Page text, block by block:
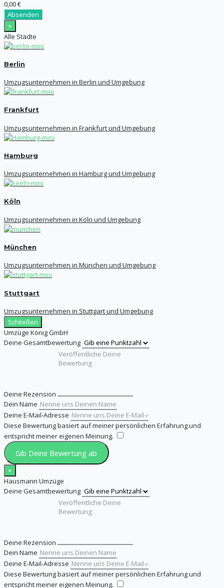
0,00 €
Absenden
×
Alle Städte
Berlin
Umzugsunternehmen in Berlin und Umgebung
Frankfurt
Umzugsunternehmen in Frankfurt und Umgebung
Hamburg
Umzugsunternehmen in Hamburg und Umgebung
Köln
Umzugsunternehmen in Köln und Umgebung
München
Umzugsunternehmen in München und Umgebung
Stuttgart
Umzugsunternehmen in Stuttgart und Umgebung
Schließen
Umzüge König GmbH
Deine Gesamtbewertung
Deine Rezension
Dein Name
Deine E-Mail-Adresse
Diese Bewertung basiert auf meiner persönlichen Erfahrung und
entspricht meiner eigenen Meinung.
Gib Deine Bewertung ab
×
Hausmann Umzüge
Deine Gesamtbewertung
Deine Rezension
Dein Name
Deine E-Mail-Adresse
Diese Bewertung basiert auf meiner persönlichen Erfahrung und
entspricht meiner eigenen Meinung.